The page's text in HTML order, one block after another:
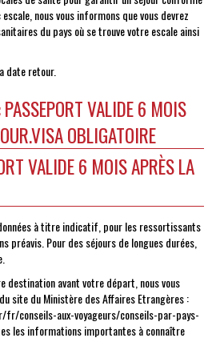
nous vous informons que vous devrez
du pays où se trouve votre escale ainsi
date retour.
PASSEPORT VALIDE 6 MOIS
OBLIGATOIRE
VALIDE 6 MOIS APRÈS LA
à titre indicatif, pour les ressortissants
préavis. Pour des séjours de longues durées,
destination avant votre départ, nous vous
site du Ministère des Affaires Etrangères :
conseils-aux-voyageurs/conseils-par-pays-
les informations importantes à connaître